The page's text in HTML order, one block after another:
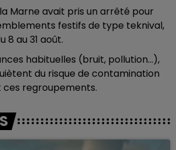
Marne avait pris un arrêté pour
festifs de type teknival,
8 au 31 août.
habituelles (bruit, pollution…),
du risque de contamination
ces regroupements.